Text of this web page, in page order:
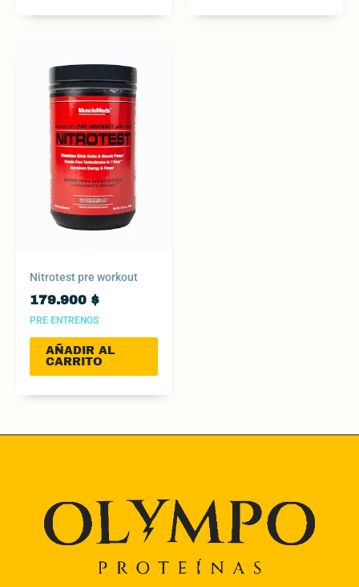
Nitrotest pre workout
179.900 $
PRE ENTRENOS
AÑADIR AL
CARRITO